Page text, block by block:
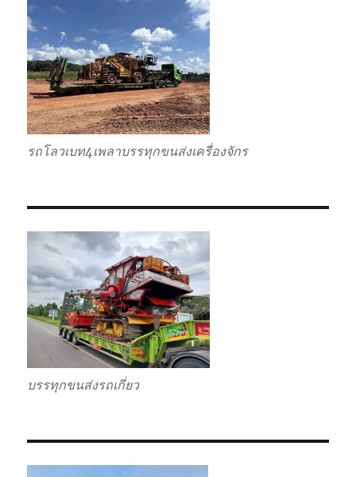
รถโลวเบท4เพลาบรรทุกขนส่งเครื่องจักร
บรรทุกขนส่งรถเกี่ยว